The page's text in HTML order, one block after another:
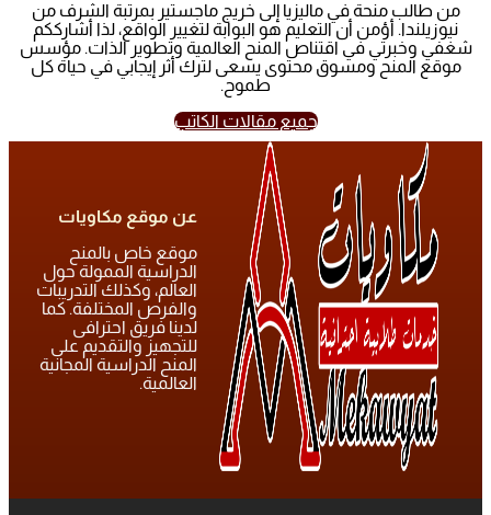
من طالب منحة في ماليزيا إلى خريج ماجستير بمرتبة الشرف من
نيوزيلندا. أؤمن أن التعليم هو البوابة لتغيير الواقع، لذا أشارككم
شغفي وخبرتي في اقتناص المنح العالمية وتطوير الذات. مؤسس
موقع المنح ومسوق محتوى يسعى لترك أثر إيجابي في حياة كل
طموح.
جميع مقالات الكاتب
عن موقع مكاويات
موقع خاص بالمنح
الدراسية الممولة حول
العالم، وكذلك التدريبات
والفرص المختلفة. كما
لدينا فريق احترافى
للتجهيز والتقديم على
المنح الدراسية المجانية
العالمية.